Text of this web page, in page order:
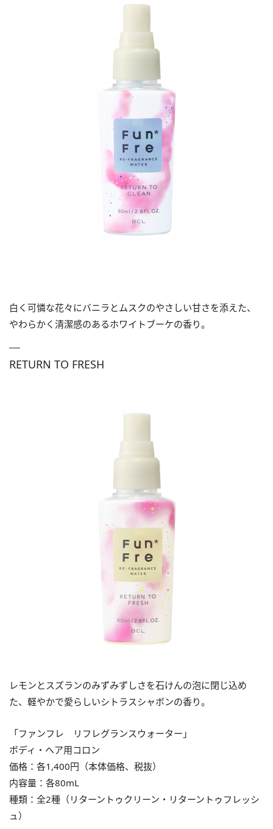
白く可憐な花々にバニラとムスクのやさしい甘さを添えた、
やわらかく清潔感のあるホワイトブーケの香り。
RETURN TO FRESH
レモンとスズランのみずみずしさを石けんの泡に閉じ込め
た、軽やかで愛らしいシトラスシャボンの香り。
「ファンフレ リフレグランスウォーター」
ボディ・ヘア用コロン
価格：各1,400円（本体価格、税抜）
内容量：各80mL
種類：全2種（リターントゥクリーン・リターントゥフレッシ
ュ）